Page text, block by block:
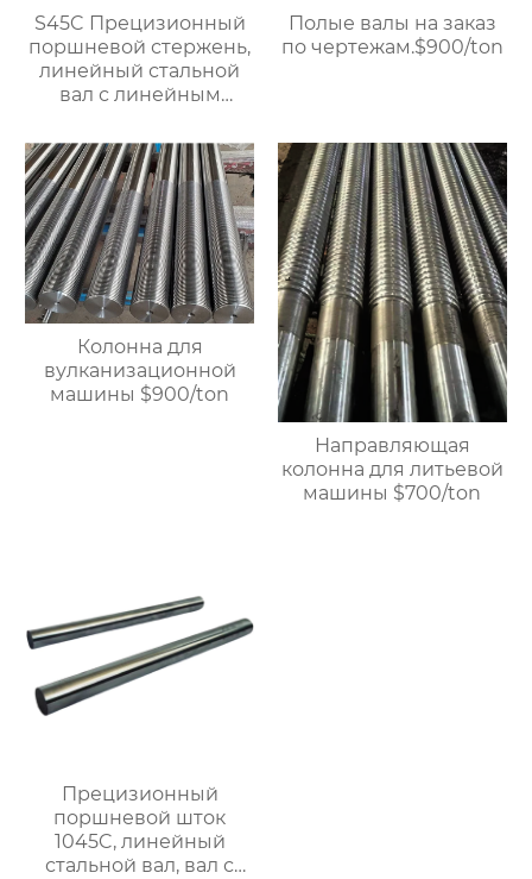
S45C Прецизионный
поршневой стержень,
линейный стальной
вал с линейным
жесткий
хромированный
полый вал $900/TON
Полые валы на заказ
по чертежам.$900/ton
Колонна для
вулканизационной
машины $900/ton
Направляющая
колонна для литьевой
машины $700/ton
Прецизионный
поршневой шток
1045C, линейный
стальной вал, вал с